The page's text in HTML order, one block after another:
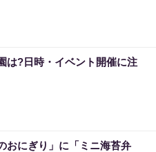
は?日時・イベント開催に注
おにぎり」に「ミニ海苔弁